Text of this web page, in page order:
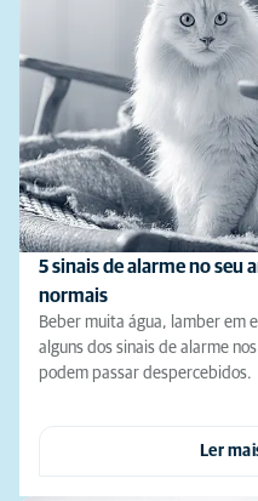
5 sinais de alarme no seu
normais
Beber muita água, lamber em
alguns dos sinais de alarme
podem passar despercebidos.
Ler